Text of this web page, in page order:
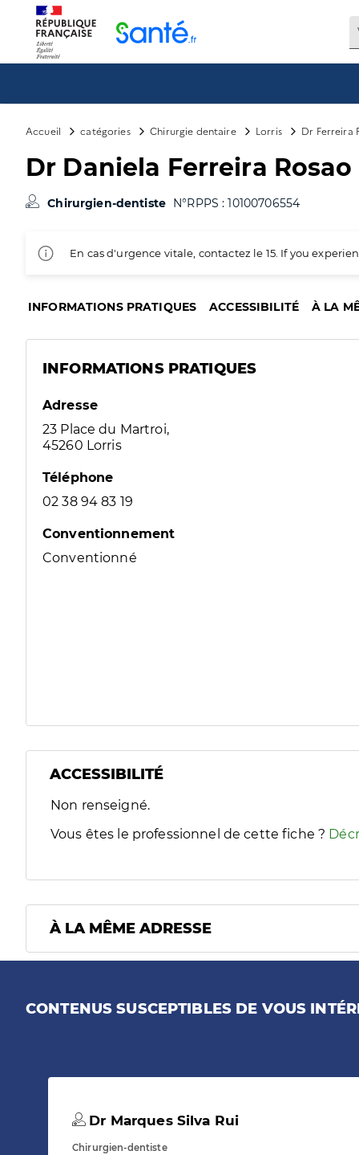
Accueil catégories Chirurgie dentaire Lorris Dr Ferreira
Dr Daniela Ferreira Rosao
Chirurgien-dentiste N°RPPS : 10100706554
En cas d'urgence vitale, contactez le 15. If you
INFORMATIONS PRATIQUES ACCESSIBILITÉ À LA
INFORMATIONS PRATIQUES
Adresse
23 Place du Martroi,
45260 Lorris
Téléphone
02 38 94 83 19
Conventionnement
Conventionné
ACCESSIBILITÉ
Filtres
Sélectionnez un ou plusieurs handicaps/besoins
Non renseigné.
Vous êtes le professionnel de cette fiche ?
À LA MÊME ADRESSE
CONTENUS SUSCEPTIBLES DE VOUS
Dr Marques Silva Rui
Chirurgien-dentiste
Panneau de gestion des cookies